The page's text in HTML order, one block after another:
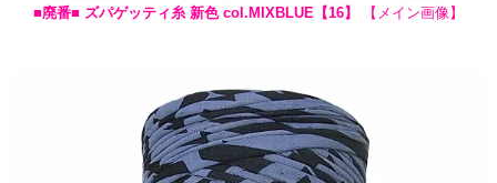
■廃番■ ズパゲッティ糸 新色 col.MIXBLUE【16】 【メイン画像】